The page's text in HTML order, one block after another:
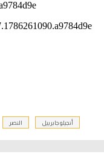
أنجيلو جابرييل النصر